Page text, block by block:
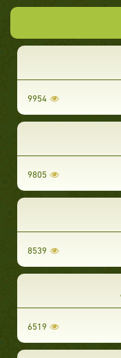
9954
9805
8539
6519